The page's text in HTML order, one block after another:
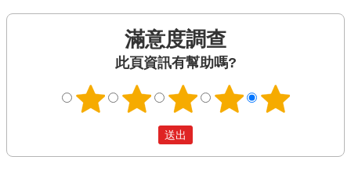
滿意度調查
此頁資訊有幫助嗎?